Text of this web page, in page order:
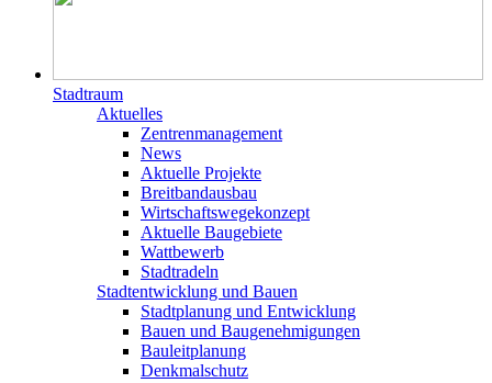
Stadtraum
Aktuelles
Zentrenmanagement
News
Aktuelle Projekte
Breitbandausbau
Wirtschaftswegekonzept
Aktuelle Baugebiete
Wattbewerb
Stadtradeln
Stadtentwicklung und Bauen
Stadtplanung und Entwicklung
Bauen und Baugenehmigungen
Bauleitplanung
Denkmalschutz